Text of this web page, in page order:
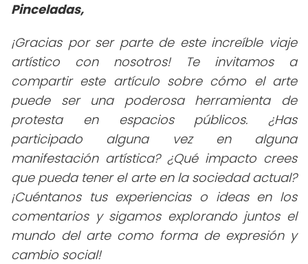
Pinceladas,
¡Gracias por ser parte de este increíble viaje
artístico con nosotros! Te invitamos a
compartir este artículo sobre cómo el arte
puede ser una poderosa herramienta de
protesta en espacios públicos. ¿Has
participado alguna vez en alguna
manifestación artística? ¿Qué impacto crees
que pueda tener el arte en la sociedad actual?
¡Cuéntanos tus experiencias o ideas en los
comentarios y sigamos explorando juntos el
mundo del arte como forma de expresión y
cambio social!